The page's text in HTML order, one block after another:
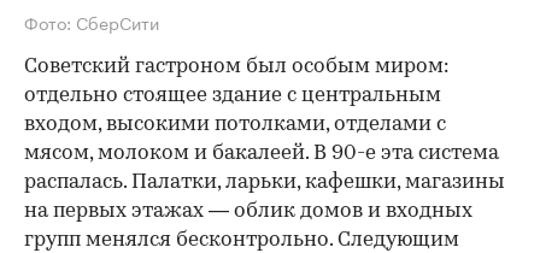
Фото: СберСити
Советский гастроном был особым миром:
отдельно стоящее здание с центральным
входом, высокими потолками, отделами с
мясом, молоком и бакалеей. В 90-е эта система
распалась. Палатки, ларьки, кафешки, магазины
на первых этажах — облик домов и входных
групп менялся бесконтрольно. Следующим